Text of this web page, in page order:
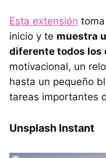
Esta extensión
inicio y te muestra
diferente todos los
motivacional, un
hasta un pequeño
tareas importantes
Unsplash Instant